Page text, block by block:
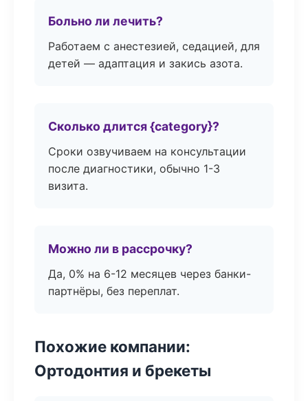
Больно ли лечить?
Работаем с анестезией, седацией, для
детей — адаптация и закись азота.
Сколько длится {category}?
Сроки озвучиваем на консультации
после диагностики, обычно 1-3
визита.
Можно ли в рассрочку?
Да, 0% на 6-12 месяцев через банки-
партнёры, без переплат.
Похожие компании:
Ортодонтия и брекеты